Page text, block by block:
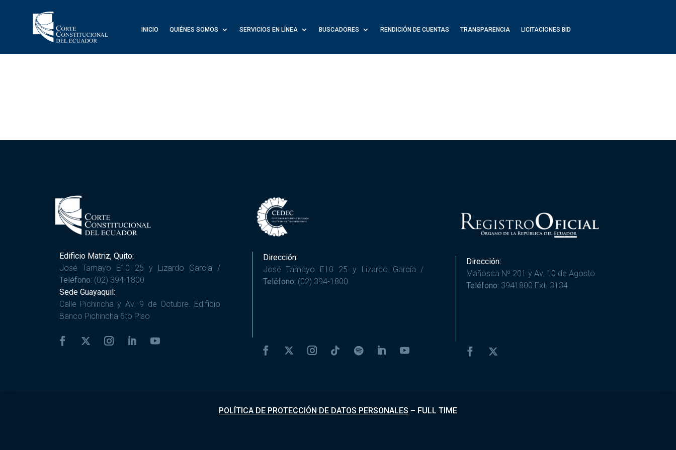
INICIO QUIÉNES SOMOS SERVICIOS EN LÍNEA BUSCADORES RENDICIÓN DE CUENTAS TRANSPARENCIA LICITACIONES BID
Edificio Matriz, Quito:
José Tamayo E10 25 y Lizardo García /
Teléfono: (02) 394-1800
Sede Guayaquil:
Calle Pichincha y Av. 9 de Octubre. Edificio
Banco Pichincha 6to Piso
Dirección:
José Tamayo E10 25 y Lizardo García /
Teléfono: (02) 394-1800
Dirección:
Mañosca Nº 201 y Av. 10 de Agosto
Teléfono: 3941800 Ext. 3134
POLÍTICA DE PROTECCIÓN DE DATOS PERSONALES – FULL TIME